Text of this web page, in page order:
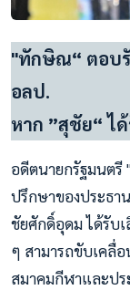
"ทักษิณ“ ตอบ
อลป.
หาก ”สุชัย“ ไ
อดีตนายกรัฐมนต
ปรึกษาของประธา
ชัยศักดิ์อุดม ได้รับเ
ๆ สามารถขับเคลื่
สมาคมกีฬาและป